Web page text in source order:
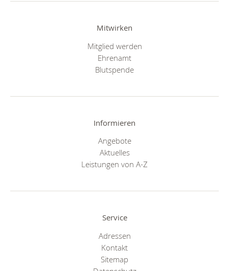
Mitwirken
Mitglied werden
Ehrenamt
Blutspende
Informieren
Angebote
Aktuelles
Leistungen von A-Z
Service
Adressen
Kontakt
Sitemap